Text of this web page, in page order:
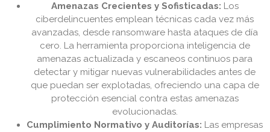
Amenazas Crecientes y Sofisticadas: Los
ciberdelincuentes emplean técnicas cada vez más
avanzadas, desde ransomware hasta ataques de día
cero. La herramienta proporciona inteligencia de
amenazas actualizada y escaneos continuos para
detectar y mitigar nuevas vulnerabilidades antes de
que puedan ser explotadas, ofreciendo una capa de
protección esencial contra estas amenazas
evolucionadas.
Cumplimiento Normativo y Auditorías: Las empresas